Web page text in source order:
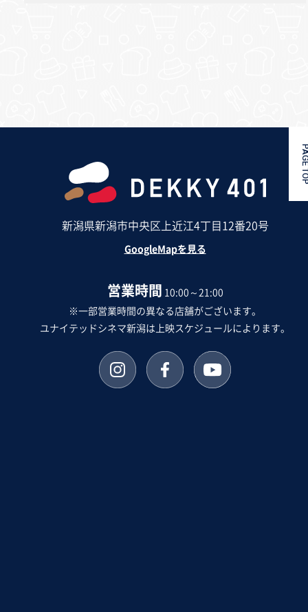
新潟県新潟市中央区上近江4丁目12番20号
GoogleMapを見る
営業時間 10:00～21:00
※一部営業時間の異なる店舗がございます。
ユナイテッドシネマ新潟は上映スケジュールによります。